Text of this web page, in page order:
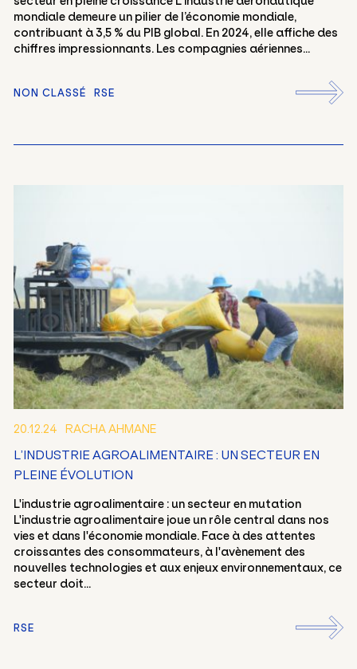
mondiale demeure un pilier de l’économie mondiale,
contribuant à 3,5 % du PIB global. En 2024, elle affiche des
chiffres impressionnants. Les compagnies aériennes...
NON CLASSÉ RSE
20.12.24 RACHA AHMANE
L’INDUSTRIE AGROALIMENTAIRE : UN SECTEUR EN
PLEINE ÉVOLUTION
L'industrie agroalimentaire : un secteur en mutation
L'industrie agroalimentaire joue un rôle central dans nos
vies et dans l'économie mondiale. Face à des attentes
croissantes des consommateurs, à l'avènement des
nouvelles technologies et aux enjeux environnementaux, ce
secteur doit...
RSE